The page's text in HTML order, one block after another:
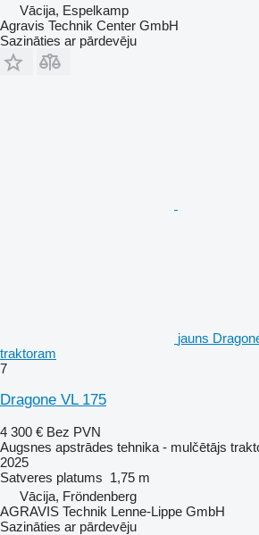
Vācija, Espelkamp
Agravis Technik Center GmbH
Sazināties ar pārdevēju
jauns
traktoram
7
Dragone VL 175
4 300 € Bez PVN
Augsnes apstrādes tehnika - mulčētājs
2025
Satveres platums 1,75 m
Vācija, Fröndenberg
AGRAVIS Technik Lenne-Lippe GmbH
Sazināties ar pārdevēju